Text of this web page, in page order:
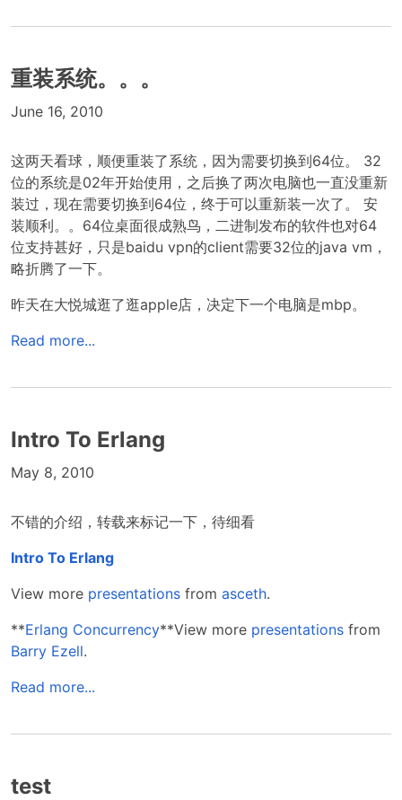
重装系统。。。
June 16, 2010
这两天看球，顺便重装了系统，因为需要切换到64位。 32
位的系统是02年开始使用，之后换了两次电脑也一直没重新
装过，现在需要切换到64位，终于可以重新装一次了。 安
装顺利。。64位桌面很成熟鸟，二进制发布的软件也对64
位支持甚好，只是baidu vpn的client需要32位的java vm，
略折腾了一下。
昨天在大悦城逛了逛apple店，决定下一个电脑是mbp。
Read more...
Intro To Erlang
May 8, 2010
不错的介绍，转载来标记一下，待细看
Intro To Erlang
View more presentations fromasceth.
**Erlang Concurrency**View more presentations from
Barry Ezell.
Read more...
test